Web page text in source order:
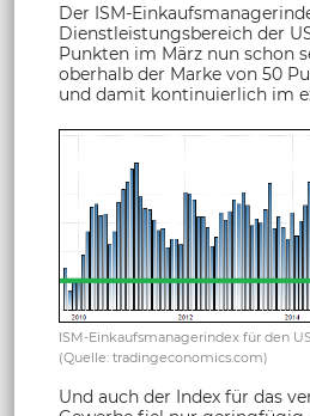
Der ISM-
Dienstleistungsbereich der
Punkten im März nun schon
oberhalb der Marke von 50
und damit kontinuierlich im
ISM-Einkaufsmanagerindex für den
(Quelle: tradingeconomics.com)
Und auch der Index für das